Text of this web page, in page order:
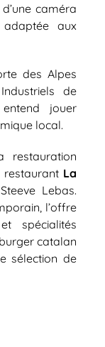
caméra
aux
des Alpes
de
entend jouer
local.
restaurant La
Lebas.
l’offre
spécialités
catalan
sélection de